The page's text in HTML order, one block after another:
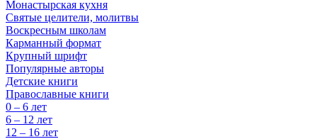
Монастырская кухня
Святые целители, молитвы
Воскресным школам
Карманный формат
Крупный шрифт
Популярные авторы
Детские книги
Православные книги
0 – 6 лет
6 – 12 лет
12 – 16 лет